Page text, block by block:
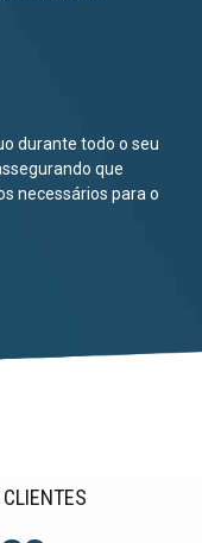
durante todo o seu
que
necessários para o